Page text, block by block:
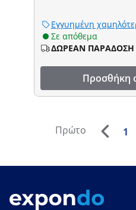
Εγγυημένη
Σε απόθεμα
ΔΩΡΕΑΝ ΠΑΡΑΔΟΣΗ
Προσθήκη
Πρώτο 1